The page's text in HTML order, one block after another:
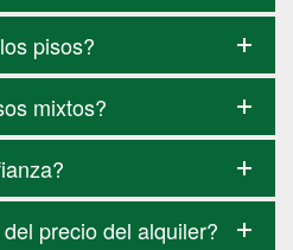
pisos?
mixtos?
precio del alquiler?